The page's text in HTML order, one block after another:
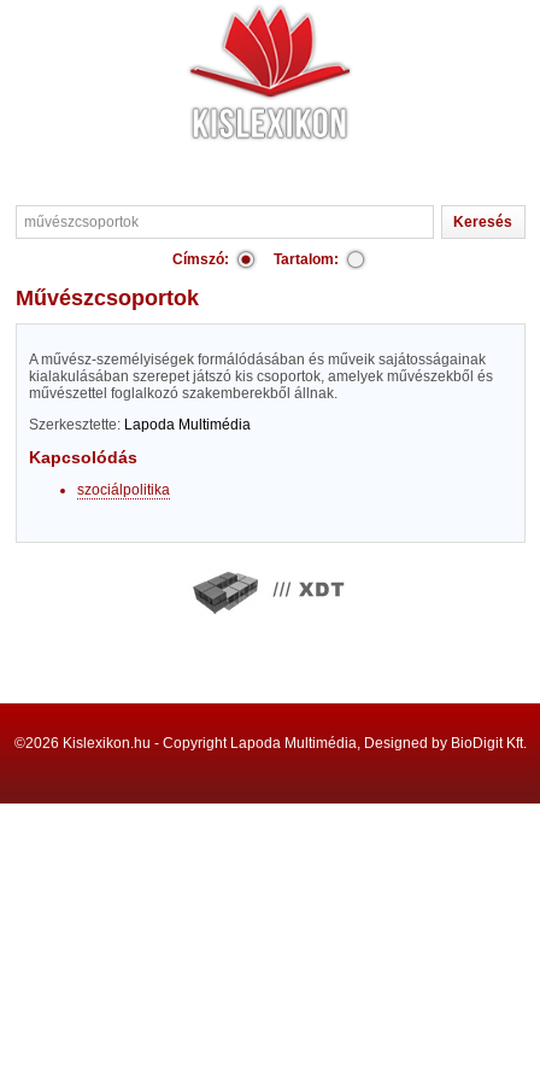
Címszó: Tartalom:
művészcsoportok
A művész-személyiségek formálódásában és műveik sajátosságainak
kialakulásában szerepet játszó kis csoportok, amelyek művészekből és
művészettel foglalkozó szakemberekből állnak.
Szerkesztette: Lapoda Multimédia
Kapcsolódás
szociálpolitika
©2026 Kislexikon.hu - Copyright Lapoda Multimédia, Designed by BioDigit Kft.